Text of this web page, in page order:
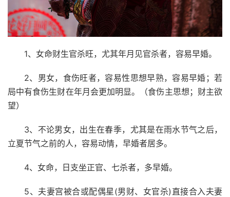
1、女命财生官杀旺，尤其年月见官杀者，容易早婚。
2、男女，食伤旺者，容易性思想早熟，容易早婚；若
局中有食伤生财在年月会更加明显。（食伤主思想；财主欲
望）
3、不论男女，出生在春季，尤其是在雨水节气之后，
立夏节气之前的人，容易动情，早婚者居多。
4、女命，日支坐正官、七杀者，多早婚。
5、夫妻宫被合或配偶星(男财、女官杀)直接合入夫妻